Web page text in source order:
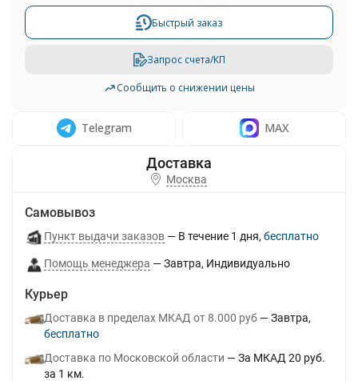
Быстрый заказ
Запрос счета/КП
Сообщить о снижении цены
Telegram MAX
Москва
Самовывоз
Пункт выдачи заказов В течение 1 дня Бесплатно
Помощь менеджера Завтра Индивидуально
Курьер
Доставка в пределах МКАД от 8.000 руб
Завтра
Бесплатно
Доставка по Московской области
За МКАД 20 руб.
за 1 км.